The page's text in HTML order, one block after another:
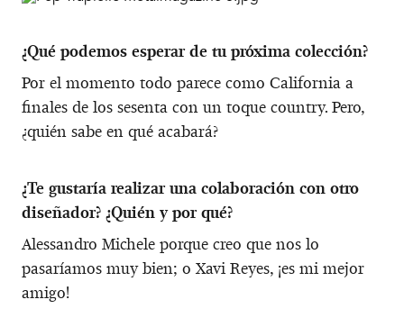
¿Qué podemos esperar de tu próxima colección?
Por el momento todo parece como California a
finales de los sesenta con un toque country. Pero,
¿quién sabe en qué acabará?
¿Te gustaría realizar una colaboración con otro
diseñador? ¿Quién y por qué?
Alessandro Michele porque creo que nos lo
pasaríamos muy bien; o Xavi Reyes, ¡es mi mejor
amigo!